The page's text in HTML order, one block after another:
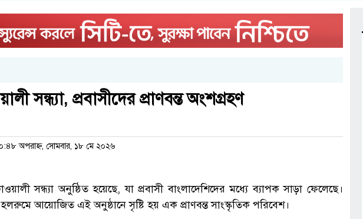
সন্ধ্যা, প্রবাসীদের প্রাণবন্ত অংশগ্রহণ
অপরাহ্ন, সোমবার, ১৮ মে ২০২৬
সন্ধ্যা অনুষ্ঠিত হয়েছে, যা প্রবাসী বাংলাদেশিদের মধ্যে ব্যাপক সাড়া ফেলেছে।
আয়োজিত এই অনুষ্ঠানে সৃষ্টি হয় এক প্রাণবন্ত সাংস্কৃতিক পরিবেশ।